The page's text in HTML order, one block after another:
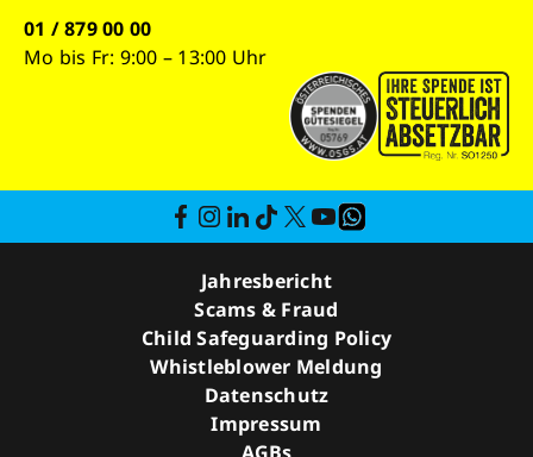
01 / 879 00 00
Mo bis Fr: 9:00 – 13:00 Uhr
Jahresbericht
Scams & Fraud
Child Safeguarding Policy
Whistleblower Meldung
Datenschutz
Impressum